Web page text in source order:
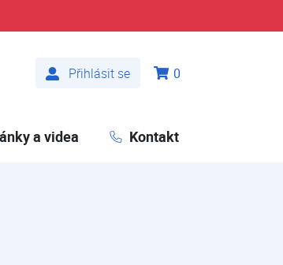
Přihlásit se
0
a videa Kontakt